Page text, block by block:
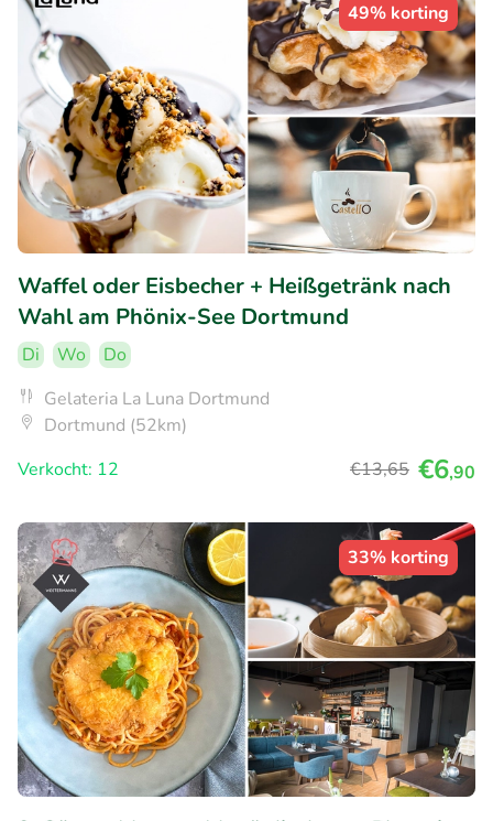
49% korting
Waffel oder Eisbecher + Heißgetränk nach
Wahl am Phönix-See Dortmund
Di Wo
Do
Gelateria La Luna Dortmund
Dortmund (52km)
Verkocht: 12
€13,65 €6,90
33% korting